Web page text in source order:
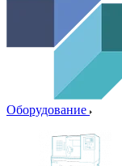
Оборудование